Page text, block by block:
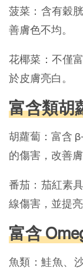
菠菜：含有穀
善膚色不均。
花椰菜：不僅
於皮膚亮白。
富含類胡
胡蘿蔔：富含
的傷害，改善膚
番茄：茄紅素
線傷害，並提亮
富含
魚類：鮭魚、